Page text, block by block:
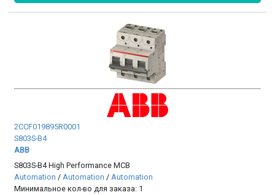
2CCF019895R0001
S803S-B4
ABB
S803S-B4 High Performance MCB
Automation /Automation /Automation
Минимальное кол-во для заказа: 1